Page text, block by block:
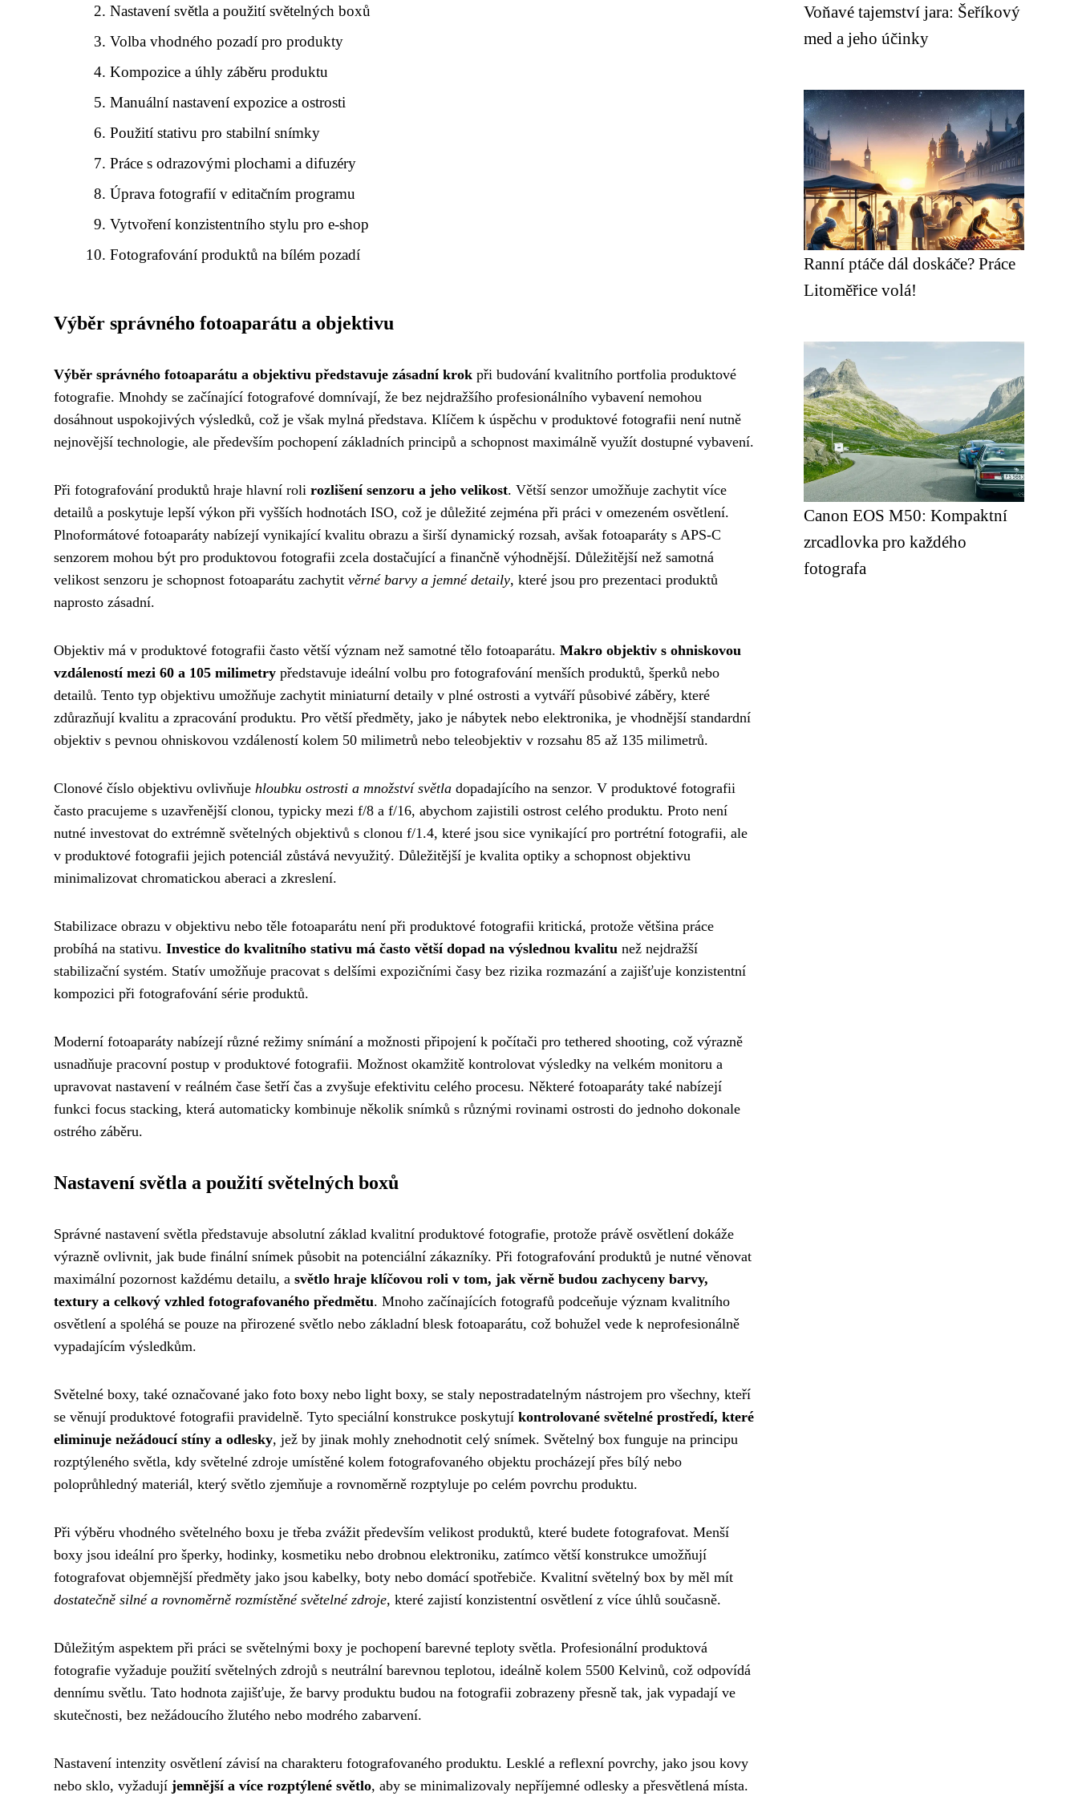
Nastavení světla a použití světelných boxů
Volba vhodného pozadí pro produkty
Kompozice a úhly záběru produktu
Manuální nastavení expozice a ostrosti
Použití stativu pro stabilní snímky
Práce s odrazovými plochami a difuzéry
Úprava fotografií v editačním programu
Vytvoření konzistentního stylu pro e-shop
Fotografování produktů na bílém pozadí
Výběr správného fotoaparátu a objektivu
Výběr správného fotoaparátu a objektivu představuje zásadní krok při budování kvalitního portfolia produktové
fotografie. Mnohdy se začínající fotografové domnívají, že bez nejdražšího profesionálního vybavení nemohou
dosáhnout uspokojivých výsledků, což je však mylná představa. Klíčem k úspěchu v produktové fotografii není nutně
nejnovější technologie, ale především pochopení základních principů a schopnost maximálně využít dostupné vybavení.
Při fotografování produktů hraje hlavní roli rozlišení senzoru a jeho velikost. Větší senzor umožňuje zachytit více
detailů a poskytuje lepší výkon při vyšších hodnotách ISO, což je důležité zejména při práci v omezeném osvětlení.
Plnoformátové fotoaparáty nabízejí vynikající kvalitu obrazu a širší dynamický rozsah, avšak fotoaparáty s APS-C
senzorem mohou být pro produktovou fotografii zcela dostačující a finančně výhodnější. Důležitější než samotná
velikost senzoru je schopnost fotoaparátu zachytit věrné barvy a jemné detaily, které jsou pro prezentaci produktů
naprosto zásadní.
Objektiv má v produktové fotografii často větší význam než samotné tělo fotoaparátu. Makro objektiv s ohniskovou
vzdáleností mezi 60 a 105 milimetry představuje ideální volbu pro fotografování menších produktů, šperků nebo
detailů. Tento typ objektivu umožňuje zachytit miniaturní detaily v plné ostrosti a vytváří působivé záběry, které
zdůrazňují kvalitu a zpracování produktu. Pro větší předměty, jako je nábytek nebo elektronika, je vhodnější standardní
objektiv s pevnou ohniskovou vzdáleností kolem 50 milimetrů nebo teleobjektiv v rozsahu 85 až 135 milimetrů.
Clonové číslo objektivu ovlivňuje hloubku ostrosti a množství světla dopadajícího na senzor. V produktové fotografii
často pracujeme s uzavřenější clonou, typicky mezi f/8 a f/16, abychom zajistili ostrost celého produktu. Proto není
nutné investovat do extrémně světelných objektivů s clonou f/1.4, které jsou sice vynikající pro portrétní fotografii, ale
v produktové fotografii jejich potenciál zůstává nevyužitý. Důležitější je kvalita optiky a schopnost objektivu
minimalizovat chromatickou aberaci a zkreslení.
Stabilizace obrazu v objektivu nebo těle fotoaparátu není při produktové fotografii kritická, protože většina práce
probíhá na stativu. Investice do kvalitního stativu má často větší dopad na výslednou kvalitu než nejdražší
stabilizační systém. Statív umožňuje pracovat s delšími expozičními časy bez rizika rozmazání a zajišťuje konzistentní
kompozici při fotografování série produktů.
Moderní fotoaparáty nabízejí různé režimy snímání a možnosti připojení k počítači pro tethered shooting, což výrazně
usnadňuje pracovní postup v produktové fotografii. Možnost okamžitě kontrolovat výsledky na velkém monitoru a
upravovat nastavení v reálném čase šetří čas a zvyšuje efektivitu celého procesu. Některé fotoaparáty také nabízejí
funkci focus stacking, která automaticky kombinuje několik snímků s různými rovinami ostrosti do jednoho dokonale
ostrého záběru.
Nastavení světla a použití světelných boxů
Správné nastavení světla představuje absolutní základ kvalitní produktové fotografie, protože právě osvětlení dokáže
výrazně ovlivnit, jak bude finální snímek působit na potenciální zákazníky. Při fotografování produktů je nutné věnovat
maximální pozornost každému detailu, a světlo hraje klíčovou roli v tom, jak věrně budou zachyceny barvy,
textury a celkový vzhled fotografovaného předmětu. Mnoho začínajících fotografů podceňuje význam kvalitního
osvětlení a spoléhá se pouze na přirozené světlo nebo základní blesk fotoaparátu, což bohužel vede k neprofesionálně
vypadajícím výsledkům.
Světelné boxy, také označované jako foto boxy nebo light boxy, se staly nepostradatelným nástrojem pro všechny, kteří
se věnují produktové fotografii pravidelně. Tyto speciální konstrukce poskytují kontrolované světelné prostředí, které
eliminuje nežádoucí stíny a odlesky, jež by jinak mohly znehodnotit celý snímek. Světelný box funguje na principu
rozptýleného světla, kdy světelné zdroje umístěné kolem fotografovaného objektu procházejí přes bílý nebo
poloprůhledný materiál, který světlo zjemňuje a rovnoměrně rozptyluje po celém povrchu produktu.
Při výběru vhodného světelného boxu je třeba zvážit především velikost produktů, které budete fotografovat. Menší
boxy jsou ideální pro šperky, hodinky, kosmetiku nebo drobnou elektroniku, zatímco větší konstrukce umožňují
fotografovat objemnější předměty jako jsou kabelky, boty nebo domácí spotřebiče. Kvalitní světelný box by měl mít
dostatečně silné a rovnoměrně rozmístěné světelné zdroje, které zajistí konzistentní osvětlení z více úhlů současně.
Důležitým aspektem při práci se světelnými boxy je pochopení barevné teploty světla. Profesionální produktová
fotografie vyžaduje použití světelných zdrojů s neutrální barevnou teplotou, ideálně kolem 5500 Kelvinů, což odpovídá
dennímu světlu. Tato hodnota zajišťuje, že barvy produktu budou na fotografii zobrazeny přesně tak, jak vypadají ve
skutečnosti, bez nežádoucího žlutého nebo modrého zabarvení.
Nastavení intenzity osvětlení závisí na charakteru fotografovaného produktu. Lesklé a reflexní povrchy, jako jsou kovy
nebo sklo, vyžadují jemnější a více rozptýlené světlo, aby se minimalizovaly nepříjemné odlesky a přesvětlená místa.
Voňavé tajemství jara: Šeříkový
med a jeho účinky
Ranní ptáče dál doskáče? Práce
Litoměřice volá!
Canon EOS M50: Kompaktní
zrcadlovka pro každého
fotografa